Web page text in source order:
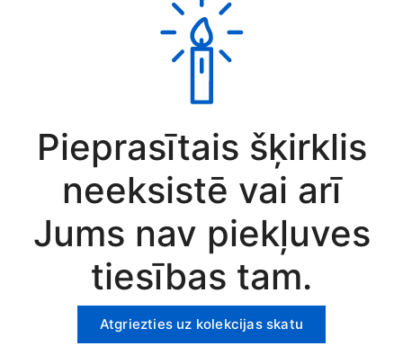
Pieprasītais šķirklis
neeksistē vai arī
Jums nav piekļuves
tiesības tam.
Atgriezties uz kolekcijas skatu